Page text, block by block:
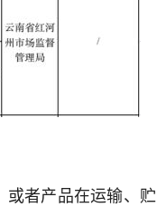
者产品在运输、贮